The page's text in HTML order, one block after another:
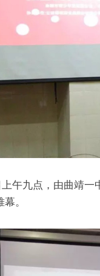
午九点，由曲靖一
。